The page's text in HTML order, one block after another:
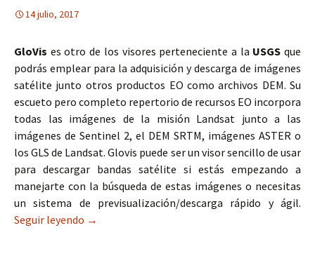
14 julio, 2017
GloVis es otro de los visores perteneciente a la USGS que
podrás emplear para la adquisición y descarga de imágenes
satélite junto otros productos EO como archivos DEM. Su
escueto pero completo repertorio de recursos EO incorpora
todas las imágenes de la misión Landsat junto a las
imágenes de Sentinel 2, el DEM SRTM, imágenes ASTER o
los GLS de Landsat. Glovis puede ser un visor sencillo de usar
para descargar bandas satélite si estás empezando a
manejarte con la búsqueda de estas imágenes o necesitas
un sistema de previsualización/descarga rápido y ágil.
Seguir leyendo GloVis, el visor de imágenes satélite y DEM de la
→